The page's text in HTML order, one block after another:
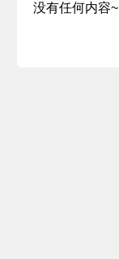
没有任何内容~